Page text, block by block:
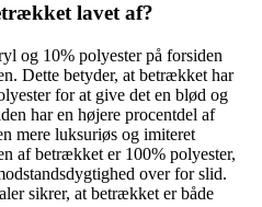
lavet af?
og 10% polyester på forsiden
Dette betyder, at betrækket har
for at give det en blød og
har en højere procentdel af
mere luksuriøs og imiteret
af betrækket er 100% polyester,
over for slid.
sikrer, at betrækket er både